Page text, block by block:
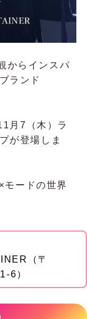
からインスパ
ランド
月7（木）ラ
が登場しま
ードの世界
（〒
6）